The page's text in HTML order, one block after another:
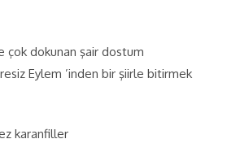
çok dokunan şair dostum
Eylem ’inden bir şiirle bitirmek
karanfiller